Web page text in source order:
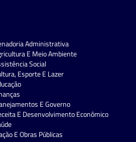
Administrativa
E Meio Ambiente
Social
Esporte E Lazer
E Governo
E Desenvolvimento Econômico
E Obras Públicas